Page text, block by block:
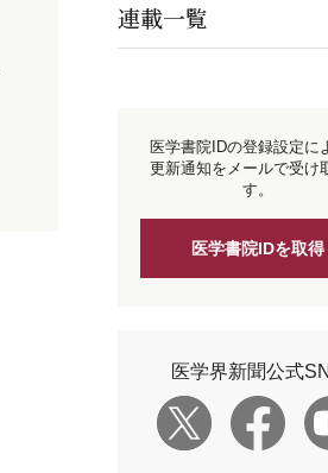
連載一覧
医学書院IDの登録設定に
更新通知をメールで受け
す。
医学書院IDを取得
医学界新聞公式